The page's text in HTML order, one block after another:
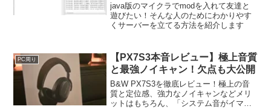
java版のマイクラでmodを入れて友達と
遊びたい！そんな人のためにわかりやす
くサーバーを立てる方法を紹介します
PC周り
【PX7S3本音レビュー】極上音質
と最強ノイキャン！欠点も大公開
B&W PX7S3を徹底レビュー！極上の音
質と定位感、強力なノイキャンなどメリ
ットはもちろん、「システム音がイマイ